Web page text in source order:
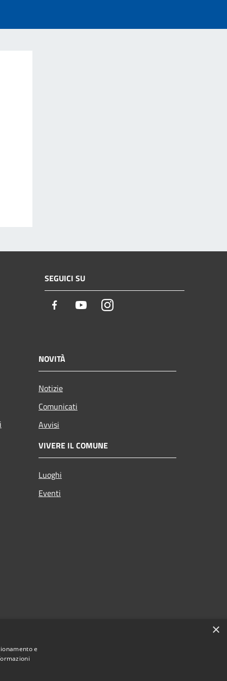
SEGUICI SU
Facebook YoutubeInstagram
NOVITÀ
Notizie
Comunicati
Avvisi
VIVERE IL COMUNE
Luoghi
Eventi
×
e